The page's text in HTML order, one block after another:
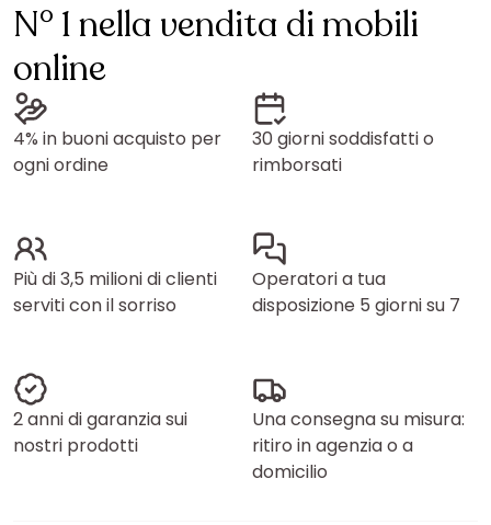
N° 1 nella vendita di mobili
online
4% in buoni acquisto per
ogni ordine
30 giorni soddisfatti o
rimborsati
Più di 3,5 milioni di clienti
serviti con il sorriso
Operatori a tua
disposizione 5 giorni su 7
2 anni di garanzia sui
nostri prodotti
Una consegna su misura:
ritiro in agenzia o a
domicilio